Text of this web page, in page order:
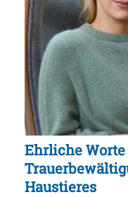
Ehrliche
Haustieres